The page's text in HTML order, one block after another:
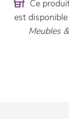
Ce
est
Meubles